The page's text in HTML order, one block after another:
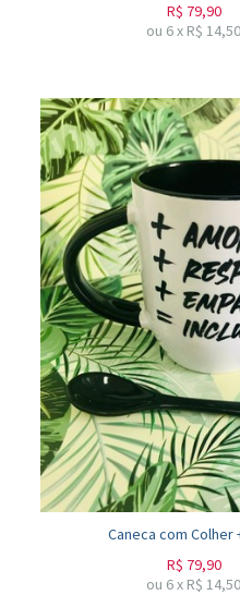
R$ 79,90
ou 6x R$14,50
Caneca com Colher
R$ 79,90
ou 6x R$14,50